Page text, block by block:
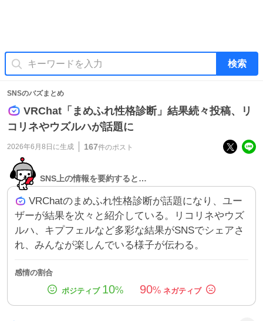
検索
SNSのバズまとめ
VRChat「まめふれ性格診断」結果続々投稿、リ
コリネやウズルハが話題に
2026年6月8日 に生成 167件のポスト
SNS上の情報を要約すると…
VRChatのまめふれ性格診断が話題になり、ユー
ザーが結果を次々と紹介している。リコリネやウズ
ルハ、キプフェルなど多彩な結果がSNSでシェアさ
れ、みんなが楽しんでいる様子が伝わる。
感情の割合
10% 90%